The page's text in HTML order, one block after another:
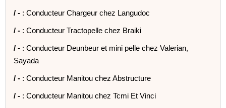
/ - : Conducteur Chargeur chez Langudoc
/ - : Conducteur Tractopelle chez Braiki
/ - : Conducteur Deunbeur et mini pelle chez Valerian,
Sayada
/ - : Conducteur Manitou chez Abstructure
/ - : Conducteur Manitou chez Tcmi Et Vinci